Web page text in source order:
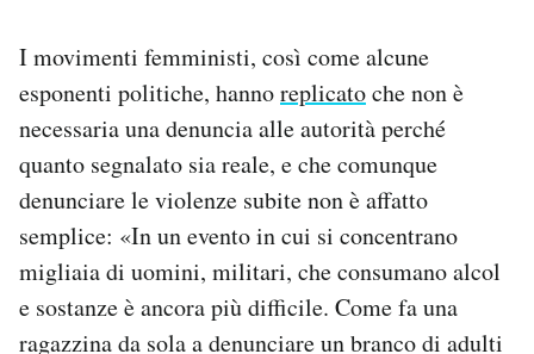
I movimenti femministi, così come alcune
esponenti politiche, hannoreplicatoche non è
necessaria una denuncia alle autorità perché
quanto segnalato sia reale, e che comunque
denunciare le violenze subite non è affatto
semplice: «In un evento in cui si concentrano
migliaia di uomini, militari, che consumano alcol
e sostanze è ancora più difficile. Come fa una
ragazzina da sola a denunciare un branco di adulti